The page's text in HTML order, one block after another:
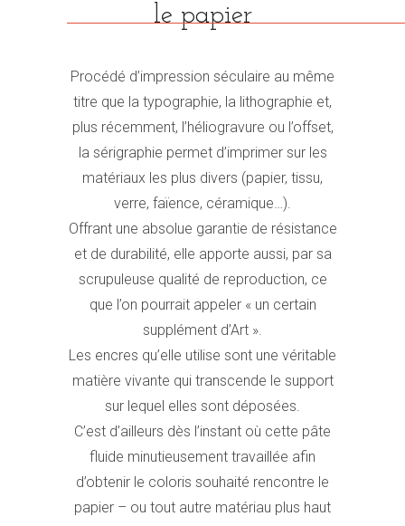
le papier
Procédé d’impression séculaire au même
titre que la typographie, la lithographie et,
plus récemment, l’héliogravure ou l’offset,
la sérigraphie permet d’imprimer sur les
matériaux les plus divers (papier, tissu,
verre, faïence, céramique…).
Offrant une absolue garantie de résistance
et de durabilité, elle apporte aussi, par sa
scrupuleuse qualité de reproduction, ce
que l’on pourrait appeler « un certain
supplément d’Art ».
Les encres qu’elle utilise sont une véritable
matière vivante qui transcende le support
sur lequel elles sont déposées.
C’est d’ailleurs dès l’instant où cette pâte
fluide minutieusement travaillée afin
d’obtenir le coloris souhaité rencontre le
papier – ou tout autre matériau plus haut